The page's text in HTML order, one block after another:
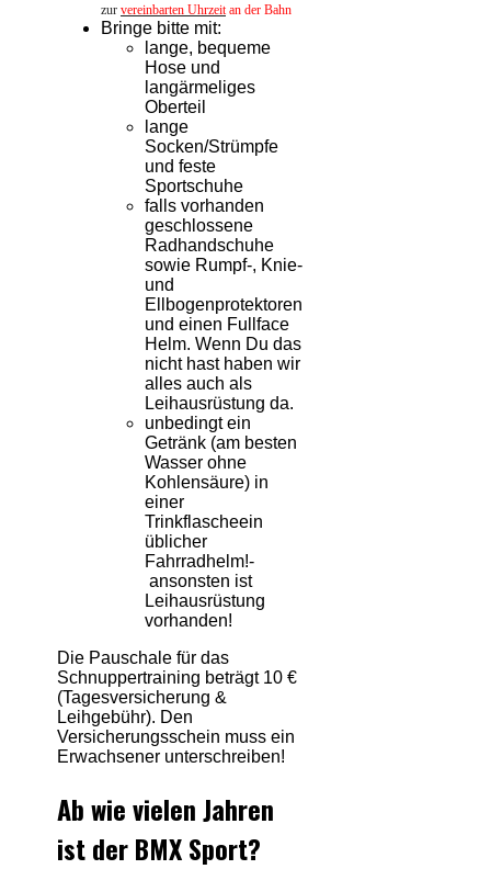
zur vereinbarten Uhrzeitan der Bahn
Bringe bitte mit:
lange, bequeme
Hose und
langärmeliges
Oberteil
lange
Socken/Strümpfe
und feste
Sportschuhe
falls vorhanden
geschlossene
Radhandschuhe
sowie Rumpf-, Knie-
und
Ellbogenprotektoren
und einen Fullface
Helm. Wenn Du das
nicht hast haben wir
alles auch als
Leihausrüstung da.
unbedingt ein
Getränk (am besten
Wasser ohne
Kohlensäure) in
einer
Trinkflascheein
üblicher
Fahrradhelm!-
ansonsten ist
Leihausrüstung
vorhanden!
Die Pauschale für das
Schnuppertraining beträgt 10 €
(Tagesversicherung &
Leihgebühr). Den
Versicherungsschein muss ein
Erwachsener unterschreiben!
Ab wie vielen Jahren
ist der BMX Sport?